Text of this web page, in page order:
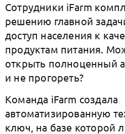
Сотрудники iFarm
решению главной
доступ населения к
продуктам питания.
открыть полноценный
и не прогореть?
Команда iFarm создала
автоматизированную
ключ, на базе которой